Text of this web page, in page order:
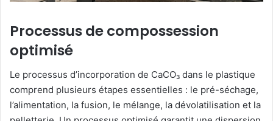
Processus de compossession
optimisé
Le processus d’incorporation de CaCO₃ dans le plastique
comprend plusieurs étapes essentielles : le pré-séchage,
l’alimentation, la fusion, le mélange, la dévolatilisation et la